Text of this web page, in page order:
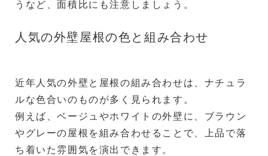
うなど、面積比にも注意しましょう。
人気の外壁屋根の色と組み合わせ
近年人気の外壁と屋根の組み合わせは、ナチュラ
ルな色合いのものが多く見られます。
例えば、ベージュやホワイトの外壁に、ブラウン
やグレーの屋根を組み合わせることで、上品で落
ち着いた雰囲気を演出できます。